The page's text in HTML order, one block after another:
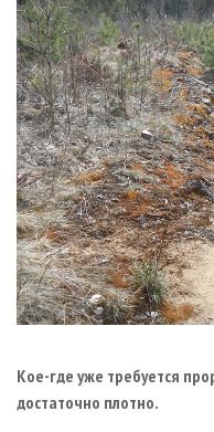
Кое-где уже требуется
достаточно плотно.